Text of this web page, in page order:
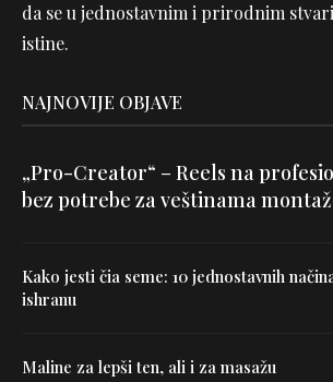
da se u jednostavnim i prirodnim
istine.
NAJNOVIJE OBJAVE
„Pro-Creator“ – Reels na
bez potrebe za veštinama
Kako jesti čia seme: 10 jednostavnih
ishranu
Maline za lepši ten, ali i za masažu